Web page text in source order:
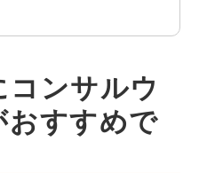
コンサルウ
おすすめで